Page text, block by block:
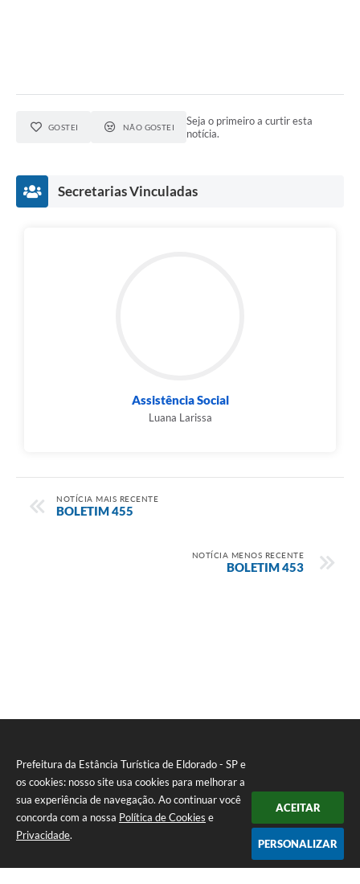
Prefeitura da Estância Turística de Eldorado - SP e
os cookies: nosso site usa cookies para melhorar a
sua experiência de navegação. Ao continuar você
concorda com a nossa Política de Cookies e
Privacidade.
ACEITAR
PERSONALIZAR
GOSTEI NÃO GOSTEI
Seja o primeiro a curtir esta
notícia.
Secretarias Vinculadas
Assistência Social
Luana Larissa
NOTÍCIA MAIS RECENTE
BOLETIM 455
NOTÍCIA MENOS RECENTE
BOLETIM 453